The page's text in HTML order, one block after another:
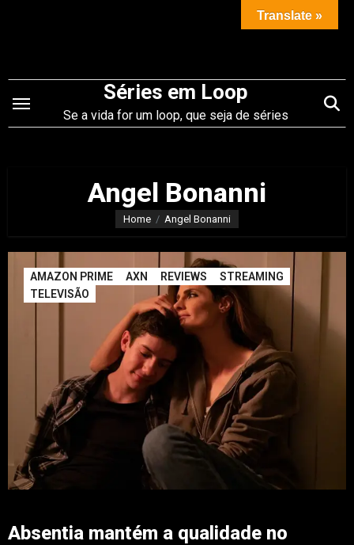
conteúdo
Séries em Loop
Se a vida for um loop, que seja de séries
Angel Bonanni
Home Angel Bonanni
AMAZON PRIME AXN REVIEWS
STREAMING
TELEVISÃO
Absentia mantém a qualidade no
Translate »